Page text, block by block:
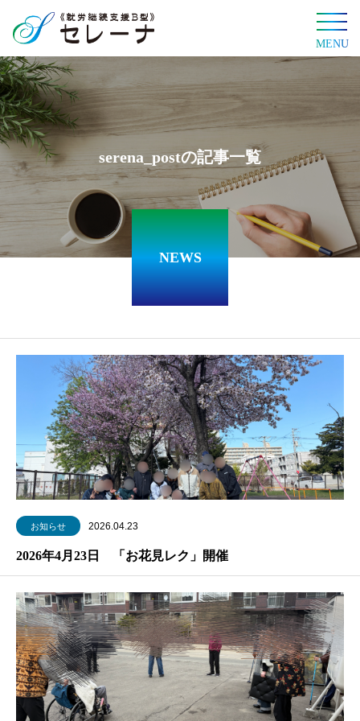
MENU
serena postの記事一覧
NEWS
お知らせ 2026.04.23
2026年4月23日 「お花見レク」開催